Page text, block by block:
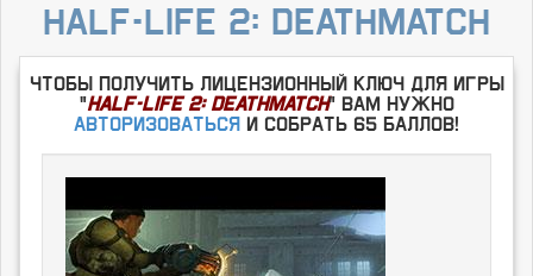
Half-Life 2: Deathmatch
Чтобы получить лицензионный ключ для игры
"Half-Life 2: Deathmatch" Вам нужно
Авторизоваться
и собрать 65 баллов!